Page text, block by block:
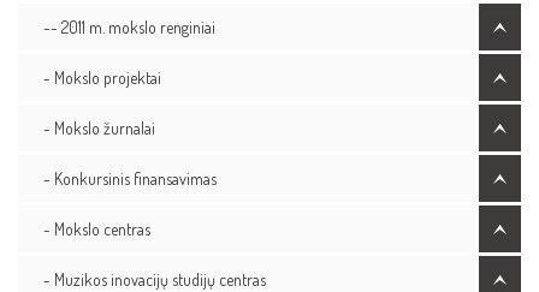
-- 2011 m. mokslo renginiai
- Mokslo projektai
- Mokslo žurnalai
- Konkursinis finansavimas
- Mokslo centras
- Muzikos inovacijų studijų centras